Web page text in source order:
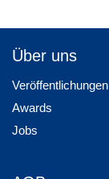
Über uns
Veröffentlichungen
Awards
Jobs